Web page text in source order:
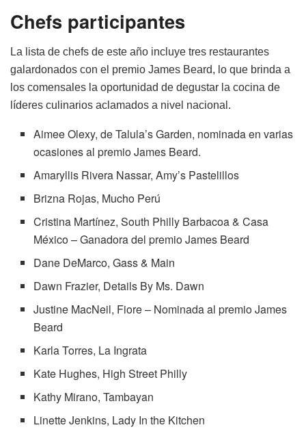
Chefs participantes
La lista de chefs de este año incluye tres restaurantes
galardonados con el premio James Beard, lo que brinda a
los comensales la oportunidad de degustar la cocina de
líderes culinarios aclamados a nivel nacional.
Aimee Olexy, de Talula’s Garden, nominada en varias
ocasiones al premio James Beard.
Amaryllis Rivera Nassar, Amy’s Pastelillos
Brizna Rojas, Mucho Perú
Cristina Martínez, South Philly Barbacoa & Casa
México – Ganadora del premio James Beard
Dane DeMarco, Gass & Main
Dawn Frazier, Details By Ms. Dawn
Justine MacNeil, Fiore – Nominada al premio James
Beard
Karla Torres, La Ingrata
Kate Hughes, High Street Philly
Kathy Mirano, Tambayan
Linette Jenkins, Lady In the Kitchen